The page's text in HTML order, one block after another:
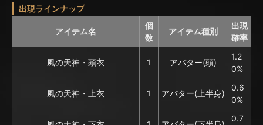
出現ラインナップ
アイテム名
個
数
アイテム種別
出現
確率
風の天神・頭衣 1 アバター(頭)
1.2
0%
風の天神・上衣 1 アバター(上半身)
0.6
0%
0.7